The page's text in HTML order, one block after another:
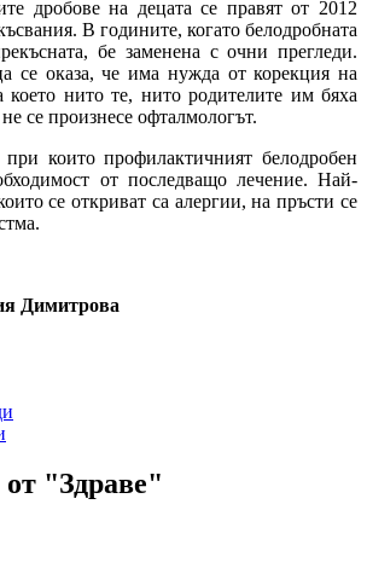
дробове на децата се правят от 2012
В годините, когато белодробната
бе заменена с очни прегледи.
се оказа, че има нужда от корекция на
което нито те, нито родителите им бяха
се произнесе офталмологът.
които профилактичният белодробен
от последващо лечение. Най-
се откриват са алергии, на пръсти се
Димитрова
"Здраве"